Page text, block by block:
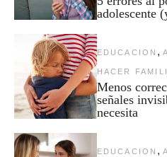
adolescente
EDUCACION ,
HACER
Menos
señales
necesita
EDUCACION ,